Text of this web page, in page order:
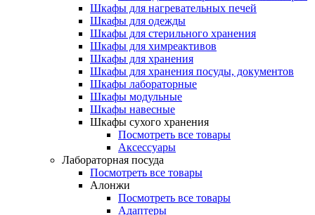
Шкафы для нагревательных печей
Шкафы для одежды
Шкафы для стерильного хранения
Шкафы для химреактивов
Шкафы для хранения
Шкафы для хранения посуды, документов
Шкафы лабораторные
Шкафы модульные
Шкафы навесные
Шкафы сухого хранения
Посмотреть все товары
Аксессуары
Лабораторная посуда
Посмотреть все товары
Алонжи
Посмотреть все товары
Адаптеры